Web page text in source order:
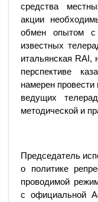
средства
акции
обмен опытом с
известных
итальянская
перспективе
намерен
ведущих
методической и
Председатель
о политике
проводимой
с официальной